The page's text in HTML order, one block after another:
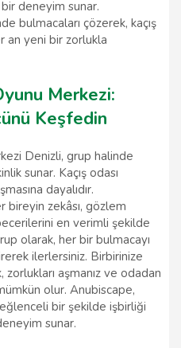
deneyim sunar.
bulmacaları çözerek, kaçış
an yeni bir zorlukla
Merkezi:
Keşfedin
Denizli, grup halinde
sunar. Kaçış odası
dayalıdır.
bireyin zekâsı, gözlem
en verimli şekilde
olarak, her bir bulmacayı
ilerlersiniz. Birbirinize
aşmanız ve odadan
olur. Anubiscape,
bir şekilde işbirliği
sunar.